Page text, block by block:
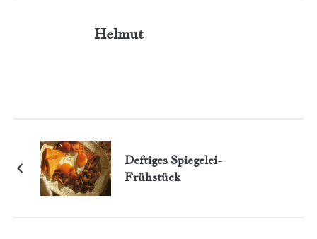
Helmut
Deftiges Spiegelei-
Frühstück